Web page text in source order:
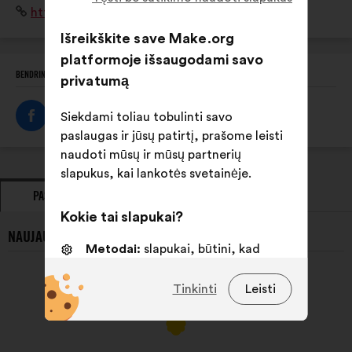
compte les enjeux économiques et sociaux de la forêt.
Interneto
svetainė:
https://sylvacctes.org/
BENDRINTI ŠĮ PROFILĮ
PASIŪLYMAI
NAUJAUSI SYLV’ACCTES PASIŪLYMAI:
Išreikškite save Make.org
platformoje išsaugodami savo
privatumą
Siekdami toliau tobulinti savo
paslaugas ir jūsų patirtį, prašome leisti
naudoti mūsų ir mūsų partnerių
slapukus, kai lankotės svetainėje.
Kokie tai slapukai?
Metodai: slapukai, būtini, kad
slapukai, skirti jūsų
Leisti
Tinkinti